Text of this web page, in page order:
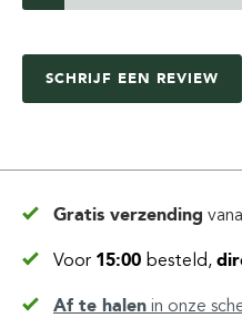
SCHRIJF EEN REVIEW
Gratis verzending
Voor 15:00 besteld,
Af te halen in onze